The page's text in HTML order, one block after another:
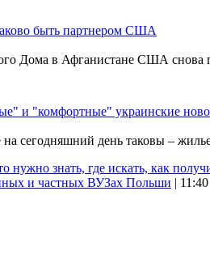
быть партнером США
Дома в Афганистане США снова
и "комфортные" украинские
сегодняшний день таковы –
нужно знать, где искать, как
и частных ВУЗах Польши | 11:40